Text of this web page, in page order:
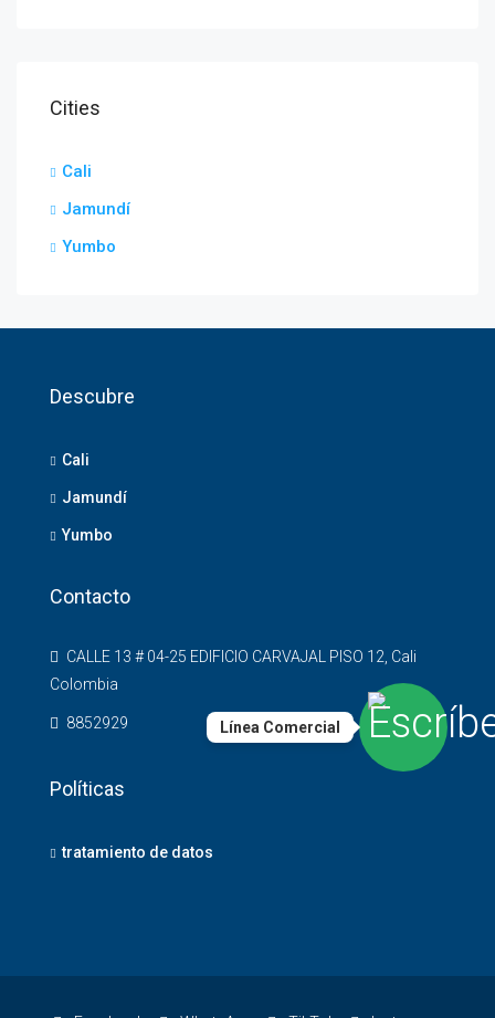
Cities
Cali
Jamundí
Yumbo
Descubre
Cali
Jamundí
Yumbo
Contacto
CALLE 13 # 04-25 EDIFICIO CARVAJAL PISO 12, Cali
Colombia
8852929
Políticas
tratamiento de datos
Línea Comercial